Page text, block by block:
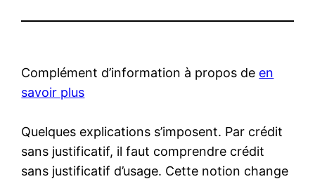
Complément d’information à propos de en
savoir plus
Quelques explications s’imposent. Par crédit
sans justificatif, il faut comprendre crédit
sans justificatif d’usage. Cette notion change